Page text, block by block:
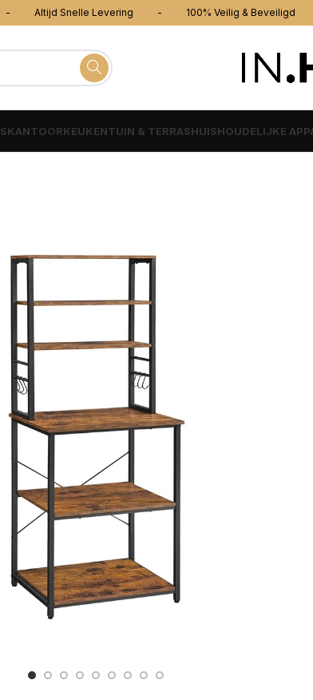
- Altijd Snelle Levering - 100% Veilig & Beveiligd
KEUKENTUIN & TERRASHUISHOUDELIJKE